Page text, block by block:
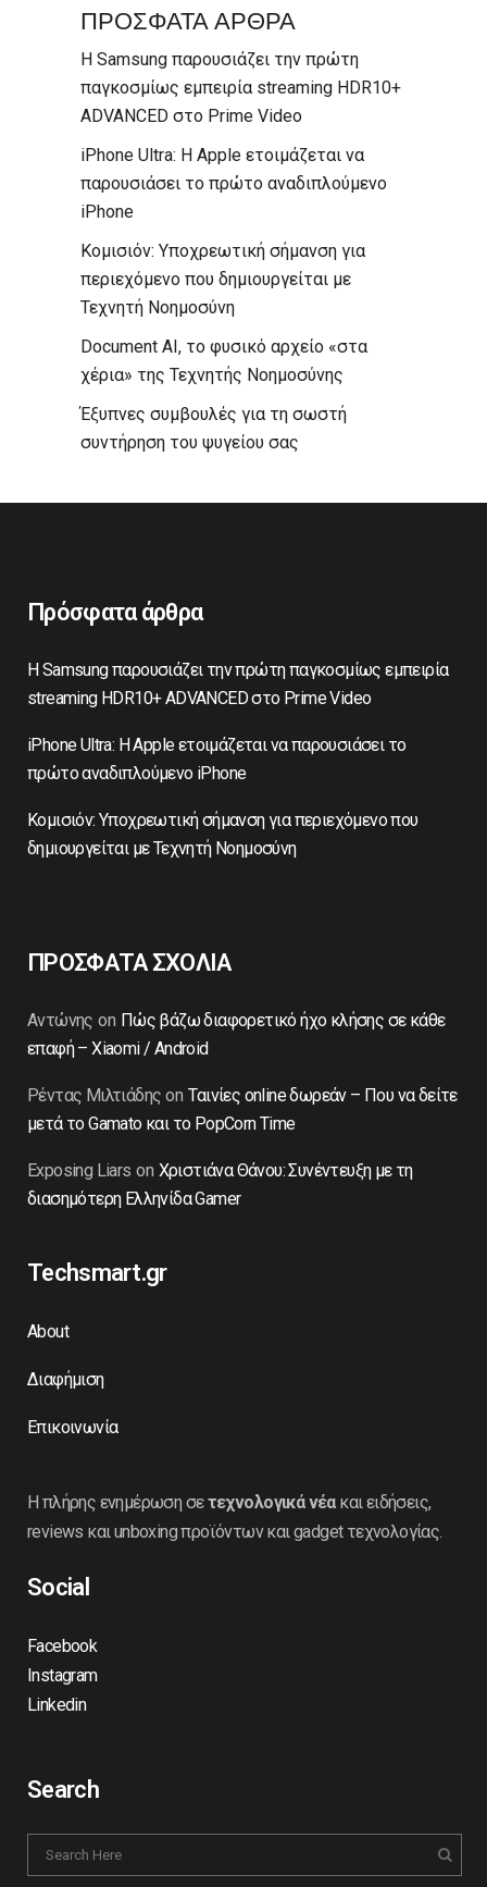
ΠΡΟΣΦΑΤΑ ΑΡΘΡΑ
Η Samsung παρουσιάζει την πρώτη
παγκοσμίως εμπειρία streaming HDR10+
ADVANCED στο Prime Video
iPhone Ultra: Η Apple ετοιμάζεται να
παρουσιάσει το πρώτο αναδιπλούμενο
iPhone
Κομισιόν: Υποχρεωτική σήμανση για
περιεχόμενο που δημιουργείται με
Τεχνητή Νοημοσύνη
Document AI, το φυσικό αρχείο «στα
χέρια» της Τεχνητής Νοημοσύνης
Έξυπνες συμβουλές για τη σωστή
συντήρηση του ψυγείου σας
Πρόσφατα άρθρα
Η Samsung παρουσιάζει την πρώτη παγκοσμίως εμπειρία
streaming HDR10+ ADVANCED στο Prime Video
iPhone Ultra: Η Apple ετοιμάζεται να παρουσιάσει το
πρώτο αναδιπλούμενο iPhone
Κομισιόν: Υποχρεωτική σήμανση για περιεχόμενο που
δημιουργείται με Τεχνητή Νοημοσύνη
ΠΡΟΣΦΑΤΑ ΣΧΟΛΙΑ
Αντώνης on Πώς βάζω διαφορετικό ήχο κλήσης σε κάθε
επαφή – Xiaomi / Android
Ρέντας Μιλτιάδης onΤαινίες online δωρεάν – Που να δείτε
μετά το Gamato και το PopCorn Time
Exposing Liars on Χριστιάνα Θάνου: Συνέντευξη με τη
διασημότερη Ελληνίδα Gamer
Techsmart.gr
About
Διαφήμιση
Επικοινωνία
Η πλήρης ενημέρωση σετεχνολογικά νέακαι ειδήσεις,
reviews και unboxing προϊόντων και gadget τεχνολογίας.
Social
Facebook
Instagram
Linkedin
Search